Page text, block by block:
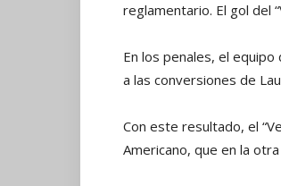
reglamentario. El gol del
En los penales, el
a las conversiones de
Con este resultado, el
Americano, que en la